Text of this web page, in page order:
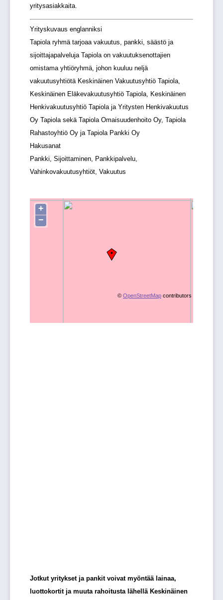
yritysasiakkaita.
Yrityskuvaus englanniksi
Tapiola ryhmä tarjoaa vakuutus, pankki, säästö ja
sijoittajapalveluja Tapiola on vakuutuksenottajien
omistama yhtiöryhmä, johon kuuluu neljä
vakuutusyhtiötä Keskinäinen Vakuutusyhtiö Tapiola,
Keskinäinen Eläkevakuutusyhtiö Tapiola, Keskinäinen
Henkivakuutusyhtiö Tapiola ja Yritysten Henkivakuutus
Oy Tapiola sekä Tapiola Omaisuudenhoito Oy, Tapiola
Rahastoyhtiö Oy ja Tapiola Pankki Oy
Hakusanat
Pankki, Sijoittaminen, Pankkipalvelu,
Vahinkovakuutusyhtiöt, Vakuutus
+
−
© OpenStreetMap contributors
Jotkut yritykset ja pankit voivat myöntää lainaa,
luottokortit ja muuta rahoitusta lähellä Keskinäinen